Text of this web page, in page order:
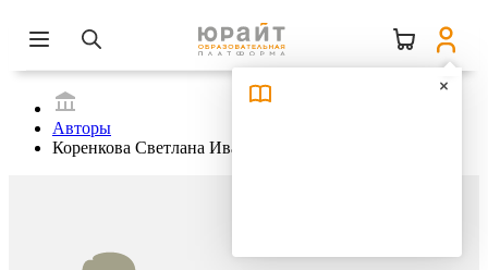
Авторы
Коренкова Светлана Ивановна